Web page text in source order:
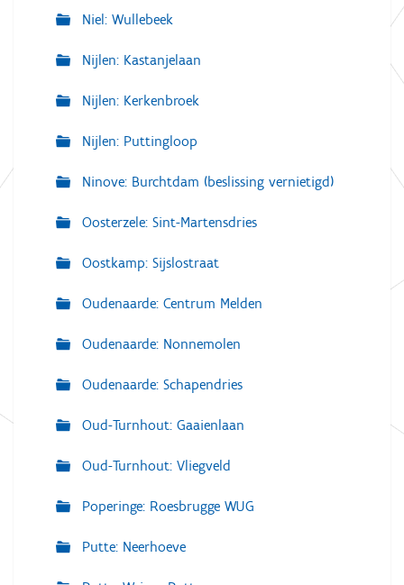
Niel: Wullebeek
Nijlen: Kastanjelaan
Nijlen: Kerkenbroek
Nijlen: Puttingloop
Ninove: Burchtdam (beslissing vernietigd)
Oosterzele: Sint-Martensdries
Oostkamp: Sijslostraat
Oudenaarde: Centrum Melden
Oudenaarde: Nonnemolen
Oudenaarde: Schapendries
Oud-Turnhout: Gaaienlaan
Oud-Turnhout: Vliegveld
Poperinge: Roesbrugge WUG
Putte: Neerhoeve